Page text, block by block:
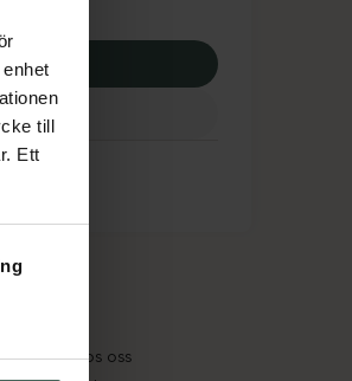
till
Ett
Jobba hos oss